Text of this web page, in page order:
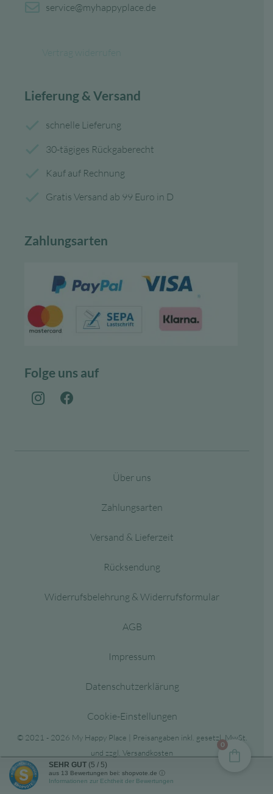
service@myhappyplace.de
Lieferung & Versand
schnelle Lieferung
30-tägiges Rückgaberecht
Kauf auf Rechnung
Gratis Versand ab 99 Euro in D
Zahlungsarten
Folge uns auf
Über uns
Zahlungsarten
Versand & Lieferzeit
Rücksendung
Widerrufsbelehrung & Widerrufsformular
AGB
Impressum
Datenschutzerklärung
Cookie-Einstellungen
© 2021 - 2026 My Happy Place | Preisangaben inkl. gesetzl. MwSt.
und zzgl. Versandkosten
0
SEHR GUT (5 / 5)
aus 13 Bewertungen bei: shopvote.de ⓘ
Informationen zur Echtheit der Bewertungen